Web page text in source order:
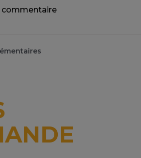
commentaire